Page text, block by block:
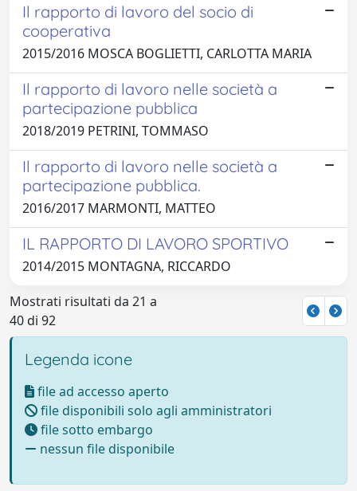
Il rapporto di lavoro del socio di
cooperativa
2015/2016 MOSCA BOGLIETTI, CARLOTTA MARIA
Il rapporto di lavoro nelle società a
partecipazione pubblica
2018/2019 PETRINI, TOMMASO
Il rapporto di lavoro nelle società a
partecipazione pubblica.
2016/2017 MARMONTI, MATTEO
IL RAPPORTO DI LAVORO SPORTIVO
2014/2015 MONTAGNA, RICCARDO
Mostrati risultati da 21 a
40 di 92
Legenda icone
file ad accesso aperto
file disponibili solo agli amministratori
file sotto embargo
nessun file disponibile